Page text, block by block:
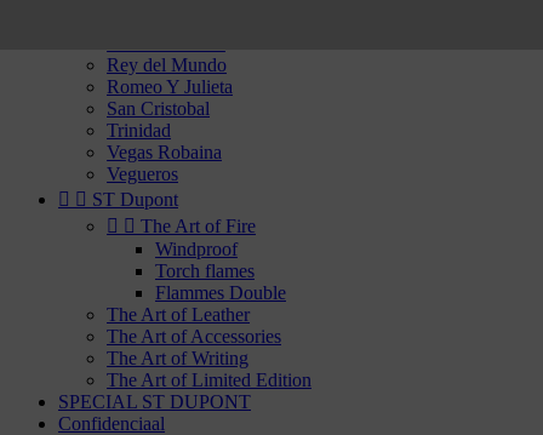
Rey del Mundo
Romeo Y Julieta
San Cristobal
Trinidad
Vegas Robaina
Vegueros
  ST Dupont
  The Art of Fire
Windproof
Torch flames
Flammes Double
The Art of Leather
The Art of Accessories
The Art of Writing
The Art of Limited Edition
SPECIAL ST DUPONT
Confidenciaal